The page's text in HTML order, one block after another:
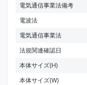
電気通信事業法備考
電波法
電気通信事業法
法規関連確認日
本体サイズ(H)
本体サイズ(W)